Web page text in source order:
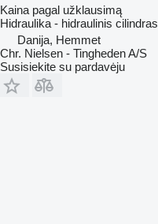
Kaina pagal užklausimą
Hidraulika - hidraulinis cilindras
Danija, Hemmet
Chr. Nielsen - Tingheden A/S
Susisiekite su pardavėju